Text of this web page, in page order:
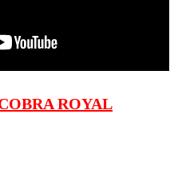
ROYAL